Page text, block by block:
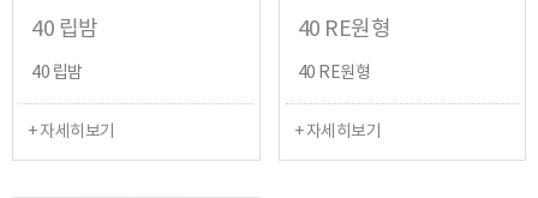
40 립밤
40 립밤
+ 자세히보기
40 RE원형
40 RE원형
+ 자세히보기